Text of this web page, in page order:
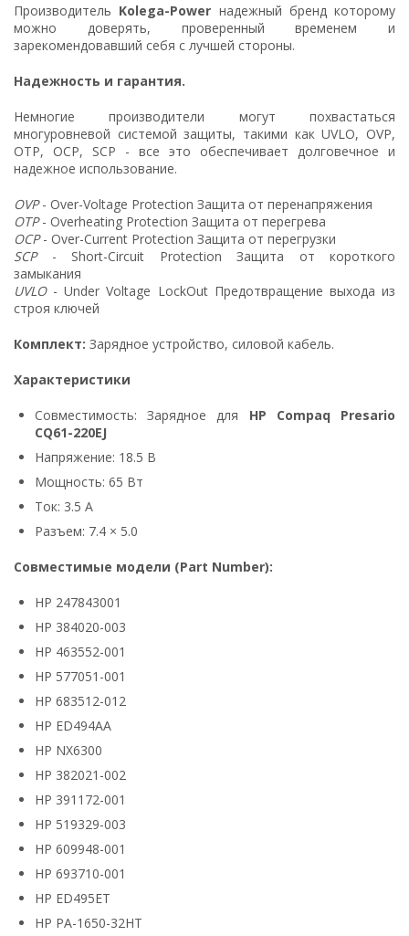
Производитель Kolega-Power надежный бренд которому
можно доверять, проверенный временем и
зарекомендовавший себя с лучшей стороны.
Надежность и гарантия.
Немногие производители могут похвастаться
многуровневой системой защиты, такими как UVLO, OVP,
OTP, OCP, SCP - все это обеспечивает долговечное и
надежное использование.
OVP- Over-Voltage Protection Защита от перенапряжения
OTP- Overheating Protection Защита от перегрева
OCP- Over-Current Protection Защита от перегрузки
SCP- Short-Circuit Protection Защита от короткого
замыкания
UVLO- Under Voltage LockOut Предотвращение выхода из
строя ключей
Комплект: Зарядное устройство, силовой кабель.
Характеристики
Совместимость: Зарядное для HP Compaq Presario
CQ61-220EJ
Напряжение: 18.5 В
Мощность: 65 Вт
Ток: 3.5 А
Разъем: 7.4 × 5.0
Совместимые модели (Part Number):
HP 247843001
HP 384020-003
HP 463552-001
HP 577051-001
HP 683512-012
HP ED494AA
HP NX6300
HP 382021-002
HP 391172-001
HP 519329-003
HP 609948-001
HP 693710-001
HP ED495ET
HP PA-1650-32HT